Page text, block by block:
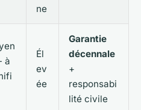
ne
à
Él
ev
ée
Garantie
décennale
+
responsabi
lité civile